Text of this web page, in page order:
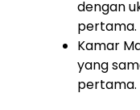
dengan
pertama.
Kamar
yang
pertama.